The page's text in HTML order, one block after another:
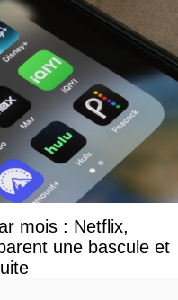
mois : Netflix,
une bascule et